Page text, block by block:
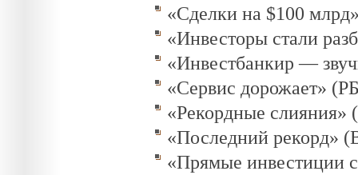
«Сделки на $100
«Инвесторы стали
«Инвестбанкир —
«Сервис дорожает»
«Рекордные слияния»
«Последний рекорд»
«Прямые инвестиции